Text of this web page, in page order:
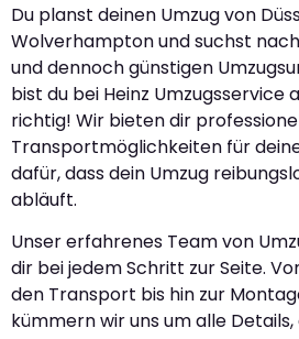
Du planst deinen Umzug von
Wolverhampton und suchst
und dennoch günstigen
bist du bei Heinz Umzugsservice
richtig! Wir bieten dir
Transportmöglichkeiten für
dafür, dass dein Umzug
abläuft.
Unser erfahrenes Team von
dir bei jedem Schritt zur Seite.
den Transport bis hin zur
kümmern wir uns um alle